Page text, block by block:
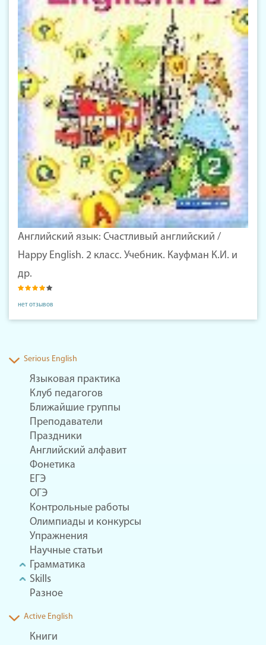
Английский язык: Счастливый английский /
Happy English. 2 класс. Учебник. Кауфман К.И. и
др.
нет отзывов
Serious English
Языковая практика
Клуб педагогов
Ближайшие группы
Преподаватели
Праздники
Английский алфавит
Фонетика
ЕГЭ
ОГЭ
Контрольные работы
Олимпиады и конкурсы
Упражнения
Научные статьи
Грамматика
Skills
Разное
Active English
Книги